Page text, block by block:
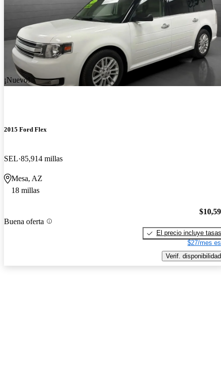
¡Nuevo!
2015 Ford Flex
SEL 85,914 millas
Mesa, AZ
18 millas
Buena oferta
El precio incluye tasas
$27/mes
Verif. disponibilidad